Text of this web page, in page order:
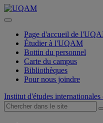
Page d'accueil de
Étudier à l'UQAM
Bottin du personnel
Carte du campus
Bibliothèques
Pour nous joindre
Institut d'études